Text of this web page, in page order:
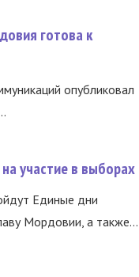
готова к
опубликовал
участие в выборах
Единые дни
Мордовии, а также...